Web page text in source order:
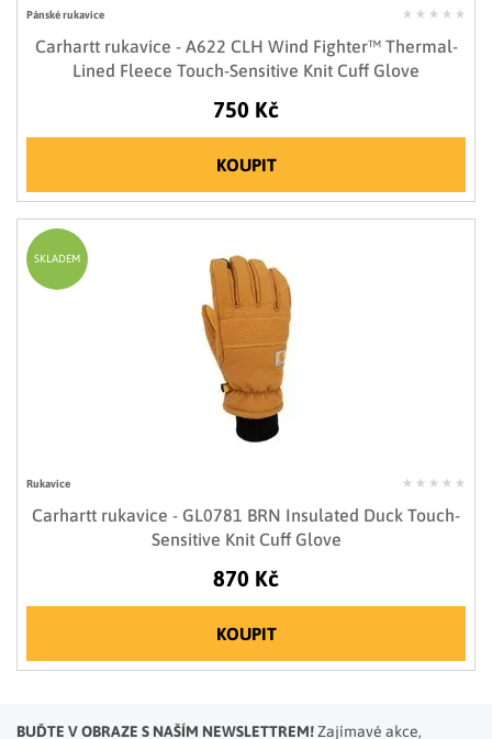
Pánské rukavice
Carhartt rukavice - A622 CLH Wind Fighter™ Thermal-
Lined Fleece Touch-Sensitive Knit Cuff Glove
750 Kč
KOUPIT
Rukavice
Carhartt rukavice - GL0781 BRN Insulated Duck Touch-
Sensitive Knit Cuff Glove
870 Kč
KOUPIT
SKLADEM
BUĎTE V OBRAZE S NAŠÍM NEWSLETTREM!Zajímavé akce,